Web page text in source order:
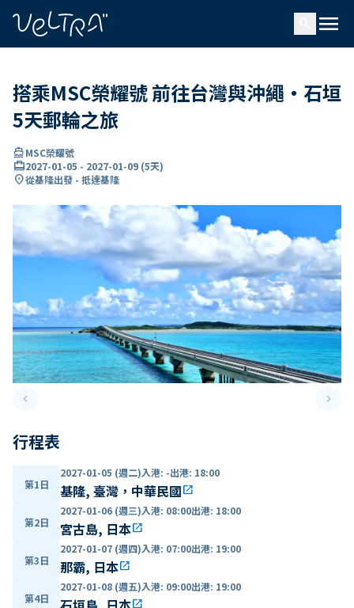
menu
搭乘MSC榮耀號 前往台灣與沖繩・石垣
5天郵輪之旅
directions_boatMSC榮耀號
card_travel2027-01-05 - 2027-01-09 (5天)
location_on從基隆出發 - 抵達基隆
keyboard_arrow_leftPrevious slide keyboard_arrow_right
行程表
第1日
2027-01-05 (週二)入港: -出港: 18:00
基隆, 臺灣，中華民國open_in_new
第2日
2027-01-06 (週三)入港: 08:00出港: 18:00
宮古島, 日本open_in_new
第3日
2027-01-07 (週四)入港: 07:00出港: 19:00
那霸, 日本open_in_new
第4日
2027-01-08 (週五)入港: 09:00出港: 19:00
open_in_new